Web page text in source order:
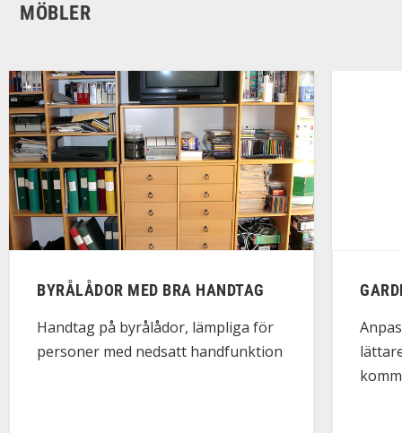
MÖBLER
BYRÅLÅDOR MED BRA HANDTAG
Handtag på byrålådor, lämpliga för
personer med nedsatt handfunktion